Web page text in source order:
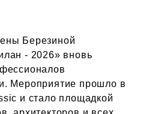
Березиной
- 2026» вновь
Мероприятие прошло в
и стало площадкой